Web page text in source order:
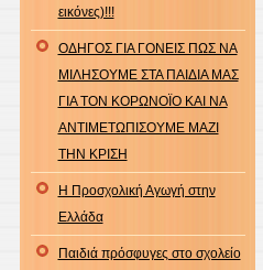
εικόνες)!!!
ΟΔΗΓΟΣ ΓΙΑ ΓΟΝΕΙΣ ΠΩΣ ΝΑ
ΜΙΛΗΣΟΥΜΕ ΣΤΑ ΠΑΙΔΙΑ ΜΑΣ
ΓΙΑ ΤΟΝ ΚΟΡΩΝΟΪΟ ΚΑΙ ΝΑ
ΑΝΤΙΜΕΤΩΠΙΣΟΥΜΕ ΜΑΖΙ
ΤΗΝ ΚΡΙΣΗ
Η Προσχολική Αγωγή στην
Ελλάδα
Παιδιά πρόσφυγες στο σχολείο